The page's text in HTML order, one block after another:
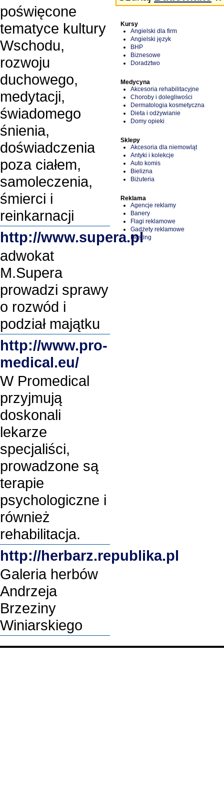
Kursy
Angielski dla firm
Angielski język
BHP
Biznesowe
Doradztwo
Medycyna
Akcesoria rehabilitacyjne
Choroby i dolegliwości
Dermatologia kosmetyczna
Dieta i odżywianie
Domy opieki
Sklepy
Akcesoria dla niemowląt
Antyki i kolekcje
Auto komis
Bielizna
Biżuteria
Reklama
Agencje reklamy
Banery
Flagi reklamowe
Gadżety reklamowe
Hosting
poświęcone
tematyce kultury
Wschodu,
rozwoju
duchowego,
medytacji,
świadomego
śnienia,
doświadczenia
poza ciałem,
samoleczenia,
śmierci i
reinkarnacji
http://www.supera.pl
adwokat
M.Supera
prowadzi sprawy
o rozwód i
podział majątku
http://www.pro-
medical.eu/
W Promedical
przyjmują
doskonali
lekarze
specjaliści,
prowadzone są
terapie
psychologiczne i
również
rehabilitacja.
http://herbarz.republika.pl
Galeria herbów
Andrzeja
Brzeziny
Winiarskiego